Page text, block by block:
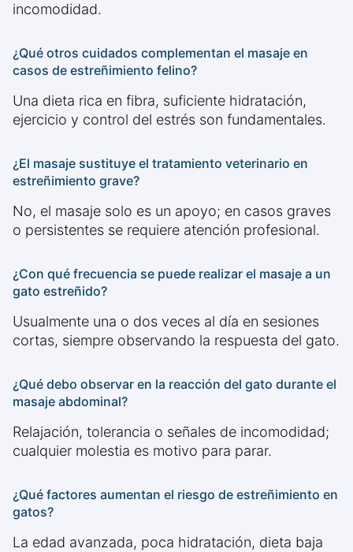
incomodidad.
¿Qué otros cuidados complementan el masaje en
casos de estreñimiento felino?
Una dieta rica en fibra, suficiente hidratación,
ejercicio y control del estrés son fundamentales.
¿El masaje sustituye el tratamiento veterinario en
estreñimiento grave?
No, el masaje solo es un apoyo; en casos graves
o persistentes se requiere atención profesional.
¿Con qué frecuencia se puede realizar el masaje a un
gato estreñido?
Usualmente una o dos veces al día en sesiones
cortas, siempre observando la respuesta del gato.
¿Qué debo observar en la reacción del gato durante el
masaje abdominal?
Relajación, tolerancia o señales de incomodidad;
cualquier molestia es motivo para parar.
¿Qué factores aumentan el riesgo de estreñimiento en
gatos?
La edad avanzada, poca hidratación, dieta baja